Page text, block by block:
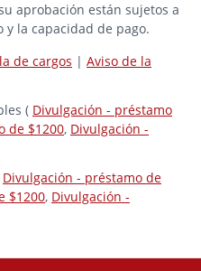
aprobación están sujetos a
y la capacidad de pago.
de cargos | Aviso de la
( Divulgación - préstamo
de $1200, Divulgación -
Divulgación - préstamo de
$1200, Divulgación -